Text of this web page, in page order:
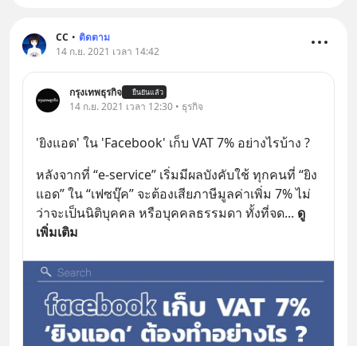
CC • ติดตาม
14 ก.ย. 2021 เวลา 14:42
กรุงเทพธุรกิจ ยืนยันแล้ว
14 ก.ย. 2021 เวลา 12:30 • ธุรกิจ
'ยิงแอด' ใน 'Facebook' เก็บ VAT 7% อย่างไรบ้าง ?
หลังจากที่ “e-service” เริ่มมีผลบังคับใช้ ทุกคนที่ “ยิง
แอด” ใน “เฟซบุ๊ค” จะต้องเสียภาษีมูลค่าเพิ่ม 7% ไม่
ว่าจะเป็นนิติบุคคล หรือบุคคลธรรมดา ทั้งที่จด... ดู
เพิ่มเติม